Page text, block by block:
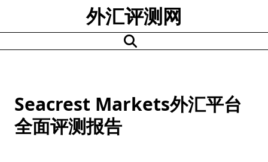
content
外汇评测网
Seacrest Markets外汇平台
全面评测报告